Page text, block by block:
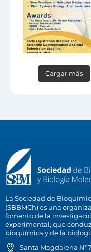
Cargar más
La Sociedad de
(SBBMCh) es una
fomento de la
experimental, que
bioquímica y de la
Santa Magdalena